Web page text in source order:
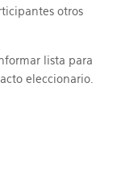
otros
lista para
eleccionario.